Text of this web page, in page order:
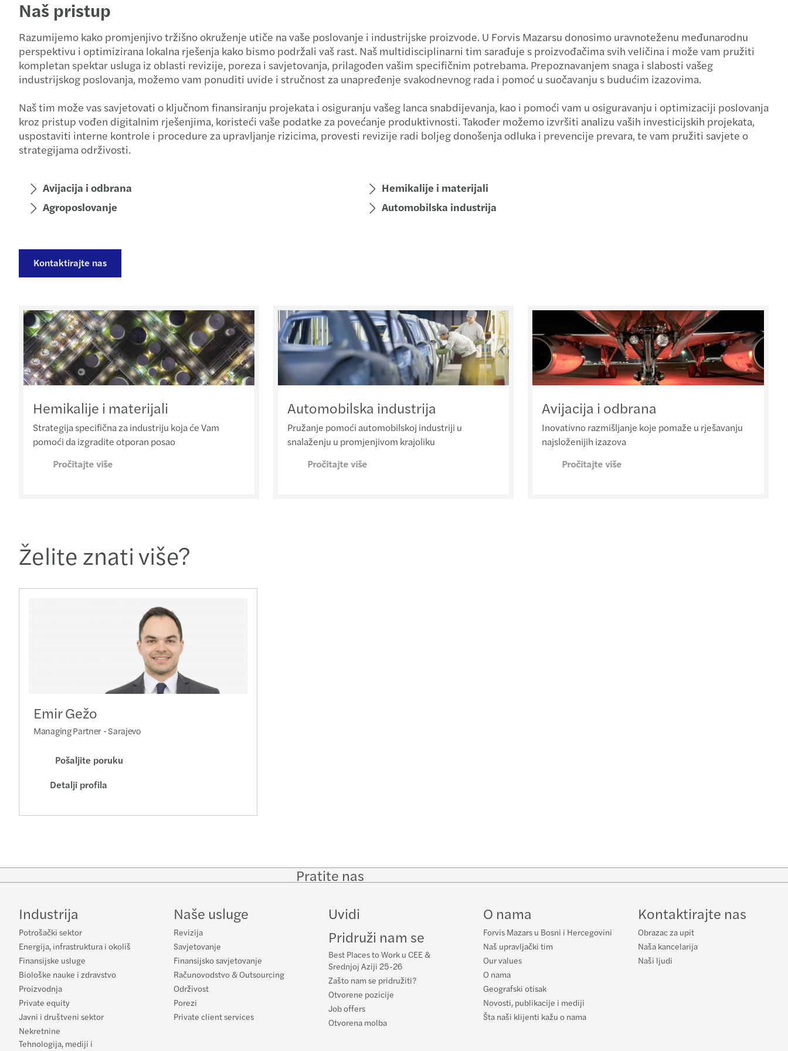
Forecasting your financial performance
M&A transakcije
Finansiranje
Krize i sporovi
Naš pristup
Razumijemo kako promjenjivo tržišno okruženje utiče na vaše poslovanje i industrijske proizvode. U Forvis Mazarsu donosimo uravnoteženu međunarodnu
perspektivu i optimizirana lokalna rješenja kako bismo podržali vaš rast. Naš multidisciplinarni tim sarađuje s proizvođačima svih veličina i može vam pružiti
kompletan spektar usluga iz oblasti revizije, poreza i savjetovanja, prilagođen vašim specifičnim potrebama. Prepoznavanjem snaga i slabosti vašeg
industrijskog poslovanja, možemo vam ponuditi uvide i stručnost za unapređenje svakodnevnog rada i pomoć u suočavanju s budućim izazovima.
Naš tim može vas savjetovati o ključnom finansiranju projekata i osiguranju vašeg lanca snabdijevanja, kao i pomoći vam u osiguravanju i optimizaciji poslovanja
kroz pristup vođen digitalnim rješenjima, koristeći vaše podatke za povećanje produktivnosti. Također možemo izvršiti analizu vaših investicijskih projekata,
uspostaviti interne kontrole i procedure za upravljanje rizicima, provesti revizije radi boljeg donošenja odluka i prevencije prevara, te vam pružiti savjete o
strategijama održivosti.
Avijacija i odbrana
Agroposlovanje
Hemikalije i materijali
Automobilska industrija
Kontaktirajte nas
Hemikalije i materijali
Strategija specifična za industriju koja će Vam
pomoći da izgradite otporan posao
Pročitajte više
Automobilska industrija
Pružanje pomoći automobilskoj industriji u
snalaženju u promjenjivom krajoliku
Pročitajte više
Avijacija i odbrana
Inovativno razmišljanje koje pomaže u rješavanju
najsloženijih izazova
Pročitajte više
Želite znati više?
Emir Gežo
Managing Partner - Sarajevo
Pošaljite poruku
Detalji profila
Pratite nas
on
on
Facebook
on
Industrija
Potrošački sektor
Energija, infrastruktura i okoliš
Finansijske usluge
Biološke nauke i zdravstvo
Proizvodnja
Private equity
Javni i društveni sektor
Nekretnine
Tehnologija, mediji i
Naše usluge
Revizija
Savjetovanje
Finansijsko savjetovanje
Računovodstvo & Outsourcing
Održivost
Porezi
Private client services
Uvidi
Pridruži nam se
Best Places to Work u CEE &
Srednjoj Aziji 25-26
Zašto nam se pridružiti?
Otvorene pozicije
Job offers
Otvorena molba
O nama
Forvis Mazars u Bosni i Hercegovini
Naš upravljački tim
Our values
O nama
Geografski otisak
Novosti, publikacije i mediji
Šta naši klijenti kažu o nama
Kontaktirajte nas
Obrazac za upit
Naša kancelarija
Naši ljudi